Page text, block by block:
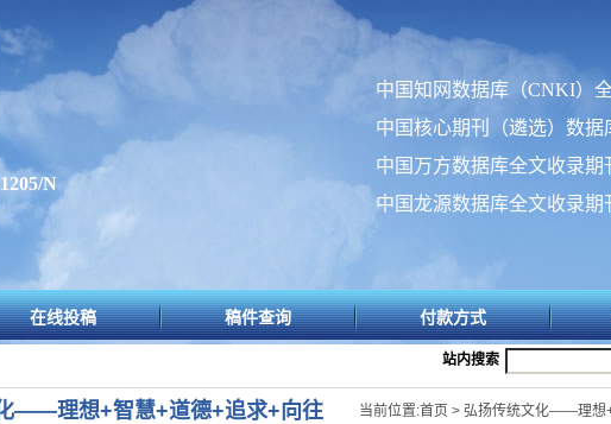
N
中国知网数据库（CNKI）
中国核心期刊（遴选）数据
中国万方数据库全文收录期
中国龙源数据库全文收录期
在线投稿 稿件查询 付款方式
站内搜索
——理想+智慧+道德+追求+向往 当前位置:首页 > 弘扬传统文化——理想